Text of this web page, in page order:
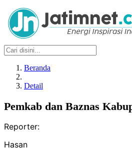
Beranda
Detail
Pemkab dan Baznas
Reporter:
Hasan